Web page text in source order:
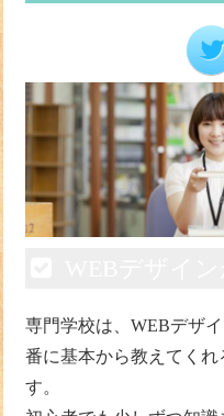
専門学校は、WEBデザ
番に基本から教えてく
す。